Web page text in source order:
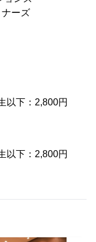
ーズ
以下：2,800円
以下：2,800円